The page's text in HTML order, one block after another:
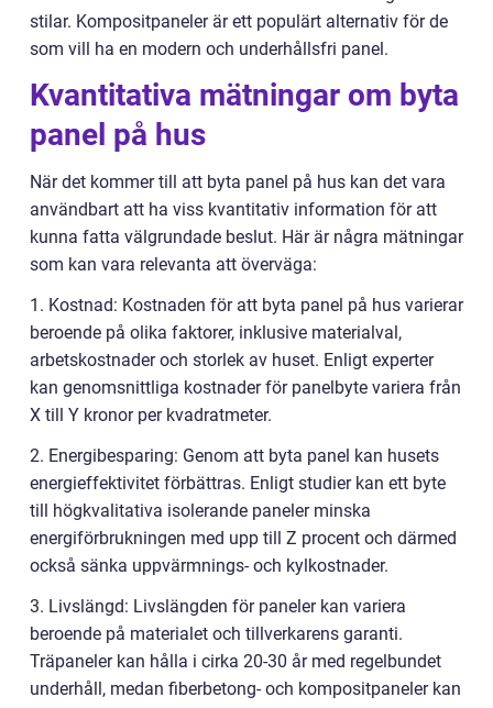
stilar. Kompositpaneler är ett populärt alternativ för de
som vill ha en modern och underhållsfri panel.
Kvantitativa mätningar om byta
panel på hus
När det kommer till att byta panel på hus kan det vara
användbart att ha viss kvantitativ information för att
kunna fatta välgrundade beslut. Här är några mätningar
som kan vara relevanta att överväga:
1. Kostnad: Kostnaden för att byta panel på hus varierar
beroende på olika faktorer, inklusive materialval,
arbetskostnader och storlek av huset. Enligt experter
kan genomsnittliga kostnader för panelbyte variera från
X till Y kronor per kvadratmeter.
2. Energibesparing: Genom att byta panel kan husets
energieffektivitet förbättras. Enligt studier kan ett byte
till högkvalitativa isolerande paneler minska
energiförbrukningen med upp till Z procent och därmed
också sänka uppvärmnings- och kylkostnader.
3. Livslängd: Livslängden för paneler kan variera
beroende på materialet och tillverkarens garanti.
Träpaneler kan hålla i cirka 20-30 år med regelbundet
underhåll, medan fiberbetong- och kompositpaneler kan